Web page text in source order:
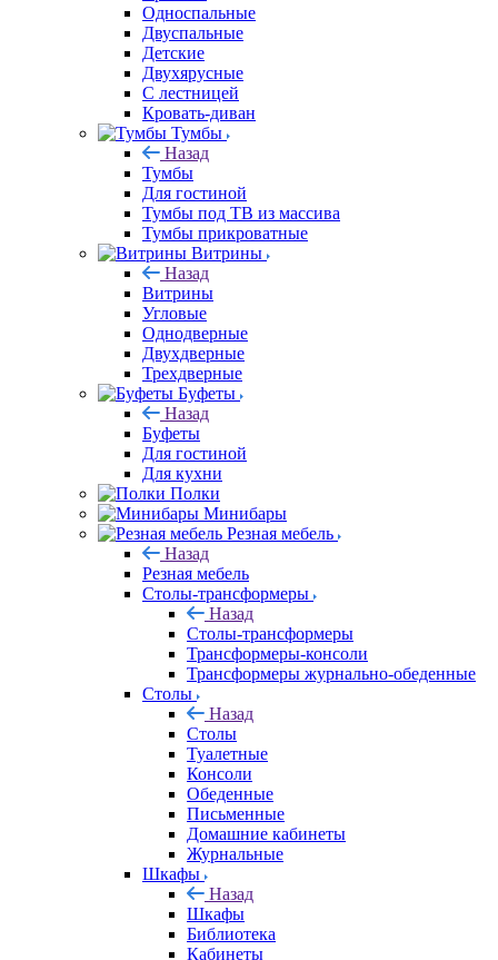
Односпальные
Двуспальные
Детские
Двухярусные
С лестницей
Кровать-диван
Тумбы
Назад
Тумбы
Для гостиной
Тумбы под ТВ из массива
Тумбы прикроватные
Витрины
Назад
Витрины
Угловые
Однодверные
Двухдверные
Трехдверные
Буфеты
Назад
Буфеты
Для гостиной
Для кухни
Полки
Минибары
Резная мебель
Назад
Резная мебель
Столы-трансформеры
Назад
Столы-трансформеры
Трансформеры-консоли
Трансформеры журнально-обеденные
Столы
Назад
Столы
Туалетные
Консоли
Обеденные
Письменные
Домашние кабинеты
Журнальные
Шкафы
Назад
Шкафы
Библиотека
Кабинеты